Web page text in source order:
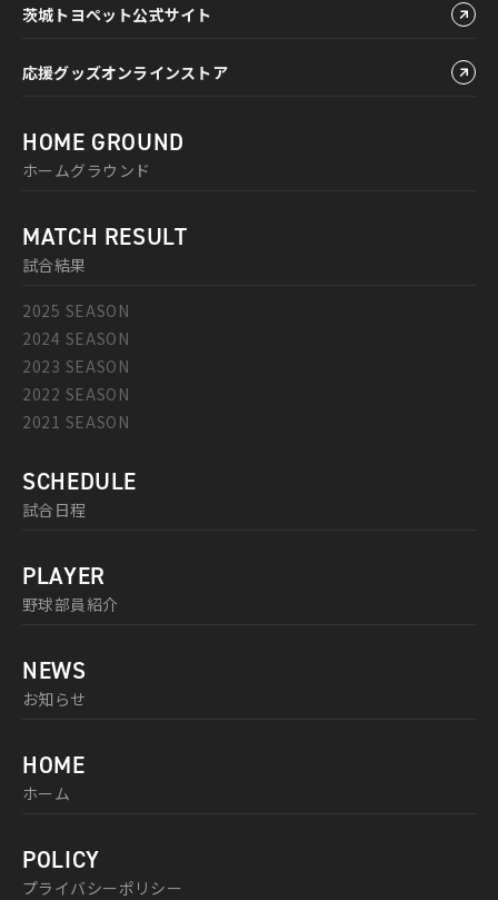
茨城トヨペット公式サイト
応援グッズオンラインストア
HOME GROUND
ホームグラウンド
MATCH RESULT
試合結果
2025 SEASON
2024 SEASON
2023 SEASON
2022 SEASON
2021 SEASON
SCHEDULE
試合日程
PLAYER
野球部員紹介
NEWS
お知らせ
HOME
ホーム
POLICY
プライバシーポリシー